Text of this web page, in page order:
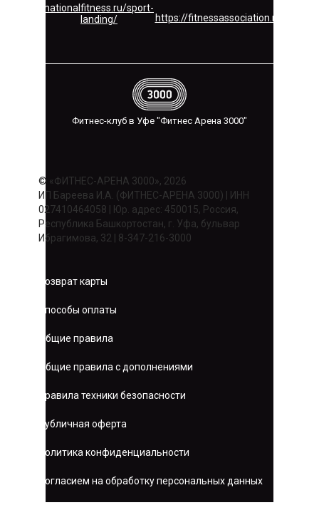
nationalfitness.ru/sport-
landing/
https://fitnessassociation.ru/
Фитнес-клуб в Уфе "Фитнес Арена 3000"
© «ФИТНЕС-АРЕНА 3000», 2026
ИП Бареева И.А. (ФИТНЕС-АРЕНА 3000) | ИНН
027410464058 | Юр. адрес: 450015, Россия,
Республика Башкортостан, г. Уфа, бульвар
Ибрагимова, 32 | 8-347-216-3000
Возврат карты
Способы оплаты
Общие правила
Общие правила с дополнениями
Правила техники безопасности
Публичная оферта
Политика конфиденциальности
Согласием на обработку персональных данных